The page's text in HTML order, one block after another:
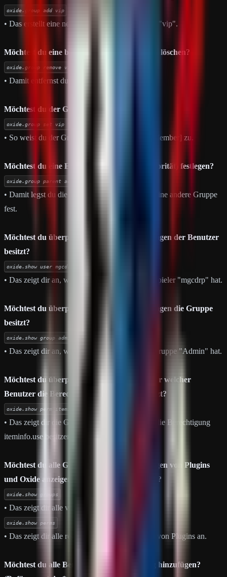
oxide.group add vip
• Das erstellt eine neue Gruppe mit dem Namen "vip".
Möchtest du eine bereits existierende Gruppe löschen?
oxide.group remove vip
• Damit entfernst du die Gruppe "vip".
Möchtest du der Gruppe einen Titel geben?
oxide.group set vip "[Vip Member]"
• So weist du der Gruppe "vip" den Titel [Vip Member] zu.
Möchtest du eine Elterngruppe (Gruppenpriorität) festlegen?
oxide.group parent admin default
• Damit legst du die übergeordnete Gruppe für eine andere Gruppe
fest.
Möchtest du überprüfen, welche Berechtigungen der Benutzer
besitzt?
oxide.show user mgcdrp
• Das zeigt dir an, welche Berechtigungen der Spieler "mgcdrp" hat.
Möchtest du überprüfen, welche Berechtigungen die Gruppe
besitzt?
oxide.show group admin
• Das zeigt dir an, welche Berechtigungen die Gruppe "Admin" hat.
Möchtest du überprüfen, welche Gruppe oder welcher
Benutzer die Berechtigung iteminfo.use besitzt?
oxide.show perm iteminfo.use
• Das zeigt dir die Gruppen und Spieler an, die die Berechtigung
iteminfo.use besitzen.
Möchtest du alle Gruppen oder Berechtigungen von Plugins
und Oxide anzeigen, die in Verwendung sind?
oxide.show groups
• Das zeigt dir alle vorhandenen Gruppen an.
oxide.show perms
• Das zeigt dir alle registrierten Berechtigungen von Plugins an.
Möchtest du alle Berechtigungen gleichzeitig hinzufügen?